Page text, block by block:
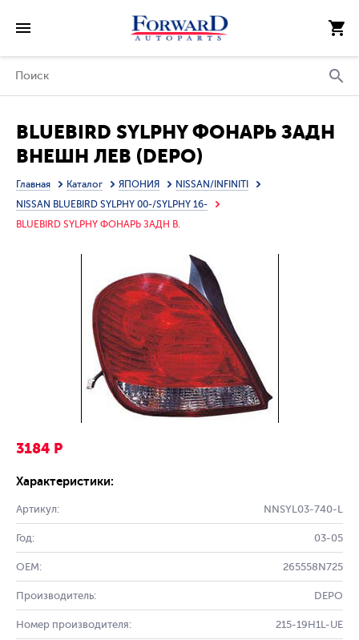
BLUEBIRD SYLPHY ФОНАРЬ ЗАДН
ВНЕШН ЛЕВ (DEPO)
Главная Каталог ЯПОНИЯ
NISSAN/INFINITI
NISSAN BLUEBIRD SYLPHY 00-/SYLPHY 16-
BLUEBIRD SYLPHY ФОНАРЬ ЗАДН В.
3184 Р
Характеристики:
Артикул: NNSYL03-740-L
Год: 03-05
OEM: 265558N725
Производитель: DEPO
Номер производителя: 215-19H1L-UE